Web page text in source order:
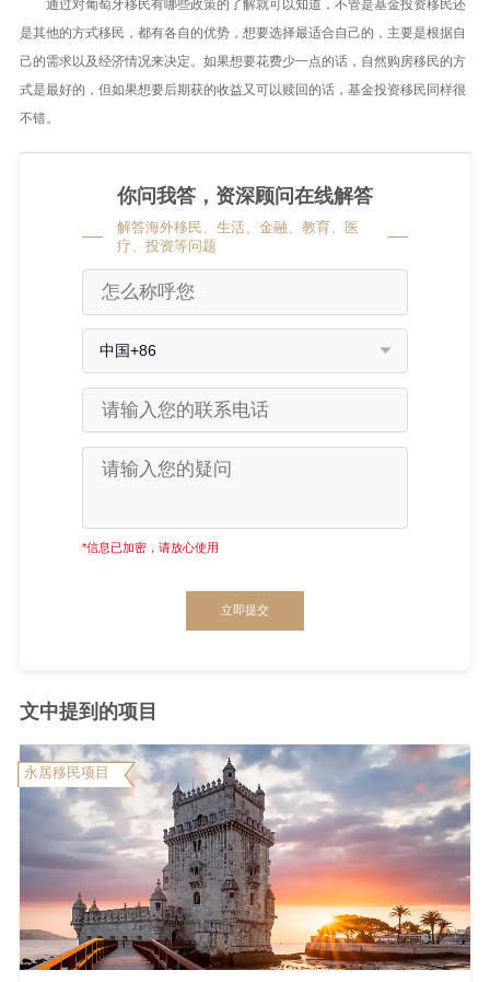
通过对葡萄牙移民有哪些政策的了解就可以知道，不管是基金投资移民还
是其他的方式移民，都有各自的优势，想要选择最适合自己的，主要是根据自
己的需求以及经济情况来决定。如果想要花费少一点的话，自然购房移民的方
式是最好的，但如果想要后期获的收益又可以赎回的话，基金投资移民同样很
不错。
你问我答，资深顾问在线解答
解答海外移民、生活、金融、教育、医
疗、投资等问题
中国+86
*信息已加密，请放心使用
立即提交
文中提到的项目
永居移民项目